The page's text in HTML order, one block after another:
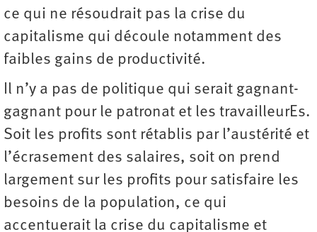
ce qui ne résoudrait pas la crise du
capitalisme qui découle notamment des
faibles gains de productivité.
Il n’y a pas de politique qui serait gagnant-
gagnant pour le patronat et les travailleurEs.
Soit les profits sont rétablis par l’austérité et
l’écrasement des salaires, soit on prend
largement sur les profits pour satisfaire les
besoins de la population, ce qui
accentuerait la crise du capitalisme et